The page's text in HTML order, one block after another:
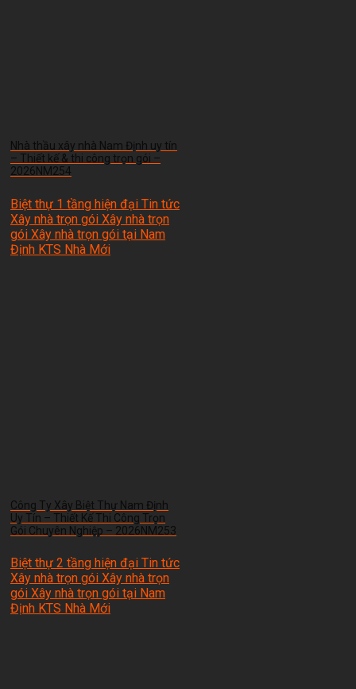
Nhà thầu xây nhà Nam Định uy tín
– Thiết kế & thi công trọn gói –
2026NM254
Biệt thự 1 tầng hiện đại Tin tức
Xây nhà trọn gói Xây nhà trọn
gói Xây nhà trọn gói tại Nam
Định KTS Nhà Mới
Công Ty Xây Biệt Thự Nam Định
Uy Tín – Thiết Kế Thi Công Trọn
Gói Chuyên Nghiệp – 2026NM253
Biệt thự 2 tầng hiện đại Tin tức
Xây nhà trọn gói Xây nhà trọn
gói Xây nhà trọn gói tại Nam
Định KTS Nhà Mới